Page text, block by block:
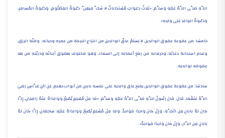
اللَّهِ صَلَّى اللَّهُ عَلَيْهِ وَسَلَّمَ: «ثَلَاثُ دَعَوَاتٍ مُسْتَجَابَاتٌ لَا شَكَّ فِيهِنَّ: دَعْوَةُ المَظْلُومِ، وَدَعْوَةُ المُسَافِرِ،
وَدَعْوَةُ الوَالِدِ عَلَى وَلَدِهِ».
خامسًا: من عقوبة عقوق الوالدين لا يَسلَمُ عاقّ الوالدين من انتزاع البركة من عمره وحياته، وقلّة الرزق،
وعدم استجابة دعائه، وحرمانه من رفع أعماله إلى السماء، وهو مخلوف بعقوق أبنائه وذريّته من بعد
عقوقه لوالديه.
سادسًا: من عقوبة عقوق الوالدين يفتح عاق والديه على نفسه بابين من أبواب جهنم، عَنِ ابْنِ عَبَّاسٍ رَضِيَ
اللَّهُ عَنْهُمَا، قَالَ: قَالَ رَسُولُ اللَّهِ صَلَّى اللَّهُ عَلَيْهِ وَسَلَّمَ: «مَا مِنْ مُسْلِمٍ يُصْبِحُ وَوَالِدَاهُ عَنْهُ رَاضِيَانِ، إِلَّا
كَانَ لَهُ بَابَانِ مِنَ الْجَنَّةِ، وَإِنْ كَانَ وَاحِدًا فَوَاحِدٌ، وَمَا مِنْ مُسْلِمٍ يُصْبِحُ وَوَالِدَاهُ عَلَيْهِ سَاخِطَانِ، إِلَّا كَانَ لَهُ
بَابَانِ مِنَ النَّارِ، وَإِنْ كَانَ وَاحِدًا فَوَاحِدٌ».